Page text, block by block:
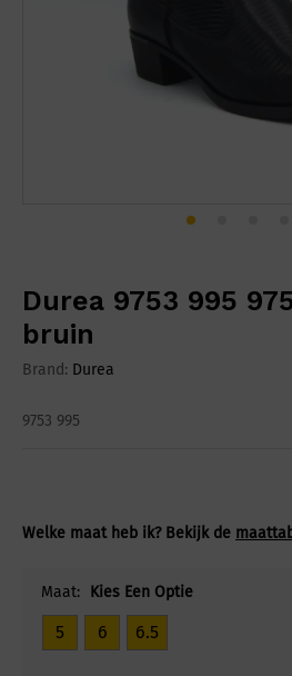
Durea 9753 995
bruin
Brand: Durea
9753 995
Welke maat heb ik? Bekijk de
Maat: Kies Een Optie
5 6 6.5